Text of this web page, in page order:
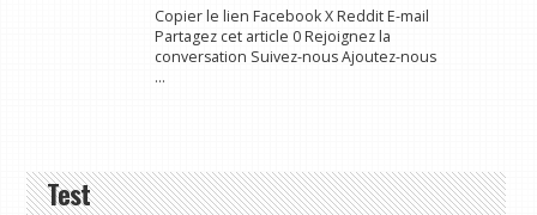
Copier le lien Facebook X Reddit E-mail
Partagez cet article 0 Rejoignez la
conversation Suivez-nous Ajoutez-nous
...
Test